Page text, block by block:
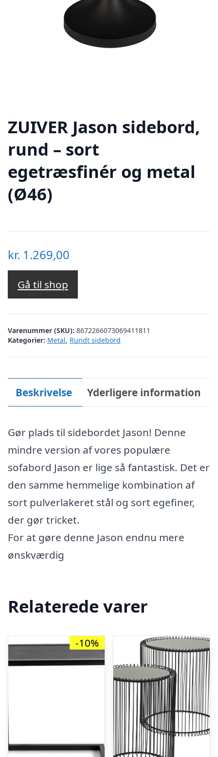
ZUIVER Jason sidebord,
rund – sort
egetræsfinér og metal
(Ø46)
kr. 1.269,00
Gå til shop
Varenummer (SKU): 8672266073069411811
Kategorier: Metal, Rundt sidebord
Beskrivelse Yderligere information
Gør plads til sidebordet Jason! Denne
mindre version af vores populære
sofabord Jason er lige så fantastisk. Det er
den samme hemmelige kombination af
sort pulverlakeret stål og sort egefiner,
der gør tricket.
For at gøre denne Jason endnu mere
ønskværdig
Relaterede varer
-10%